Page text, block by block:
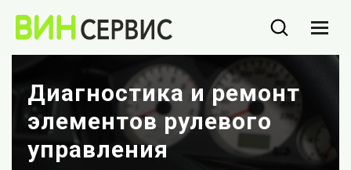
Диагностика и ремонт
элементов рулевого
управления